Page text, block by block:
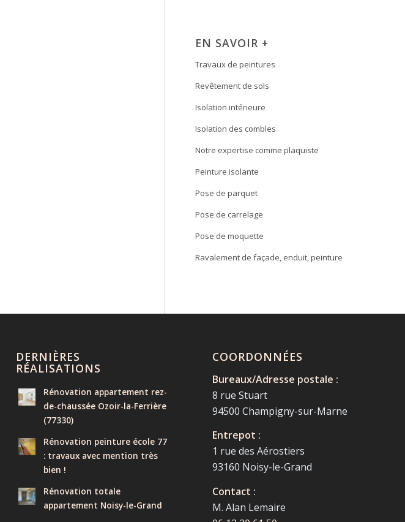
EN SAVOIR +
Travaux de peintures
Revêtement de sols
Isolation intérieure
Isolation des combles
Notre expertise comme plaquiste
Peinture isolante
Pose de parquet
Pose de carrelage
Pose de moquette
Ravalement de façade, enduit, peinture
DERNIÈRES
RÉALISATIONS
Rénovation appartement rez-
de-chaussée Ozoir-la-Ferrière
(77330)
Rénovation peinture école 77
: travaux avec mention très
bien !
Rénovation totale
appartement Noisy-le-Grand
COORDONNÉES
Bureaux/Adresse postale :
8 rue Stuart
94500 Champigny-sur-Marne
Entrepot :
1 rue des Aérostiers
93160 Noisy-le-Grand
Contact :
M. Alan Lemaire